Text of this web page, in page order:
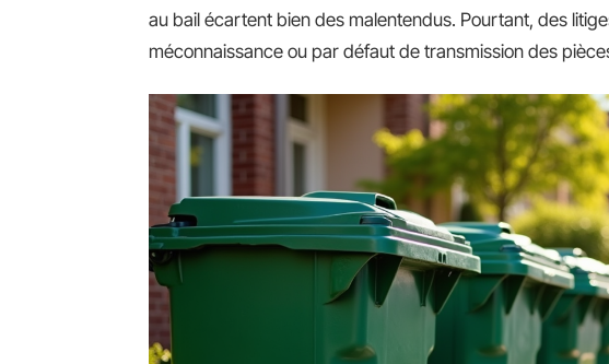
au bail écartent bien des malentendus. Pourtant, des
méconnaissance ou par défaut de transmission des